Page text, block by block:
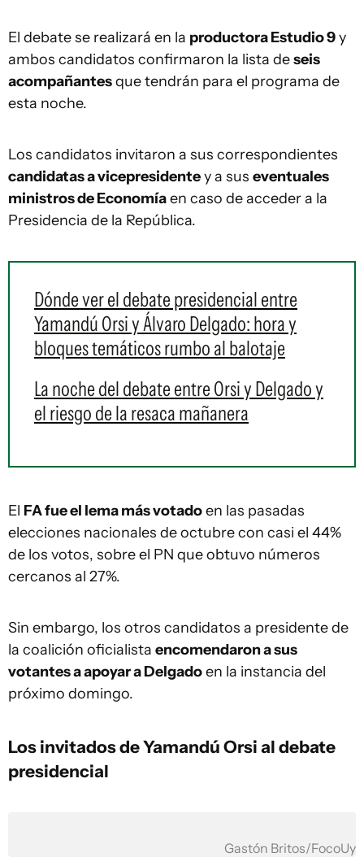
El debate se realizará en la productora Estudio 9y
ambos candidatos confirmaron la lista deseis
acompañantesque tendrán para el programa de
esta noche.
Los candidatos invitaron a sus correspondientes
candidatas a vicepresidentey a sus eventuales
ministros de Economíaen caso de acceder a la
Presidencia de la República.
Dónde ver el debate presidencial entre
Yamandú Orsi y Álvaro Delgado: hora y
bloques temáticos rumbo al balotaje
La noche del debate entre Orsi y Delgado y
el riesgo de la resaca mañanera
El FA fue el lema más votadoen las pasadas
elecciones nacionales de octubre con casi el 44%
de los votos, sobre el PN que obtuvo números
cercanos al 27%.
Sin embargo, los otros candidatos a presidente de
la coalición oficialista encomendaron a sus
votantes a apoyar a Delgadoen la instancia del
próximo domingo.
Los invitados de Yamandú Orsi al debate
presidencial
Gastón Britos/FocoUy